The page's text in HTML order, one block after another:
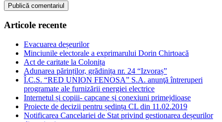
Articole recente
Evacuarea deșeurilor
Minciunile electorale a exprimarului Dorin Chirtoacă
Act de caritate la Colonița
Adunarea părinților, grădinița nr. 24 “Izvoraș”
Î.C.S. “RED UNION FENOSA” S.A. anunţă întreruperi
programate ale furnizării energiei electrice
Internetul și copiii- capcane și conexiuni primejdioase
Proiecte de decizii pentru ședința CL din 11.02.2019
Notificarea Cancelariei de Stat privind gestionarea deșeurilor